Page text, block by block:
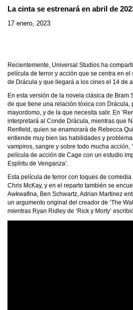
La cinta se estrenará en abril de
17 enero, 2023
Recientemente, Universal Studios ha
película de terror y acción que se centra en
de Drácula y que llegará a los cines el 14 de
En esta versión de la novela clásica de Bram
de que tiene una relación tóxica con Drácula,
mayordomo, y de la que necesita salir. En
interpretará al Conde Drácula, mientras que
Renfield, quien se enamorará de Rebecca
entiende muy bien las habilidades y
vampiros, sangre y sobre todo mucha acción,
película de acción de Cage con un estudio
Espíritu de Venganza’.
Esta película de terror con toques de
Chris McKay, y en el reparto también se
Awkwafina, Ben Schwartz, Adrian Martinez
un argumento original del creador de ‘The
mientras Ryan Ridley de ‘Rick y Morty’